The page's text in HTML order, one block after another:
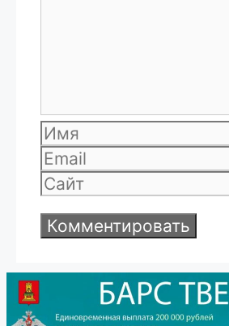
Имя
Email
Сайт